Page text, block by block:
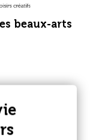
beaux-arts